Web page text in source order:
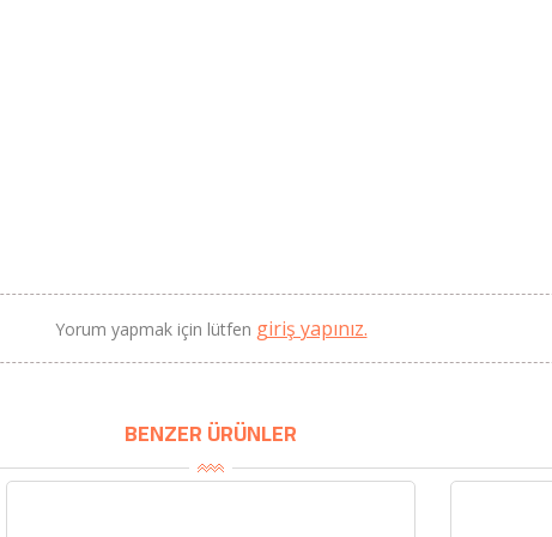
Yorum yapmak için lütfen giriş yapınız.
BENZER ÜRÜNLER